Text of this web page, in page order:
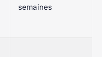
semaines